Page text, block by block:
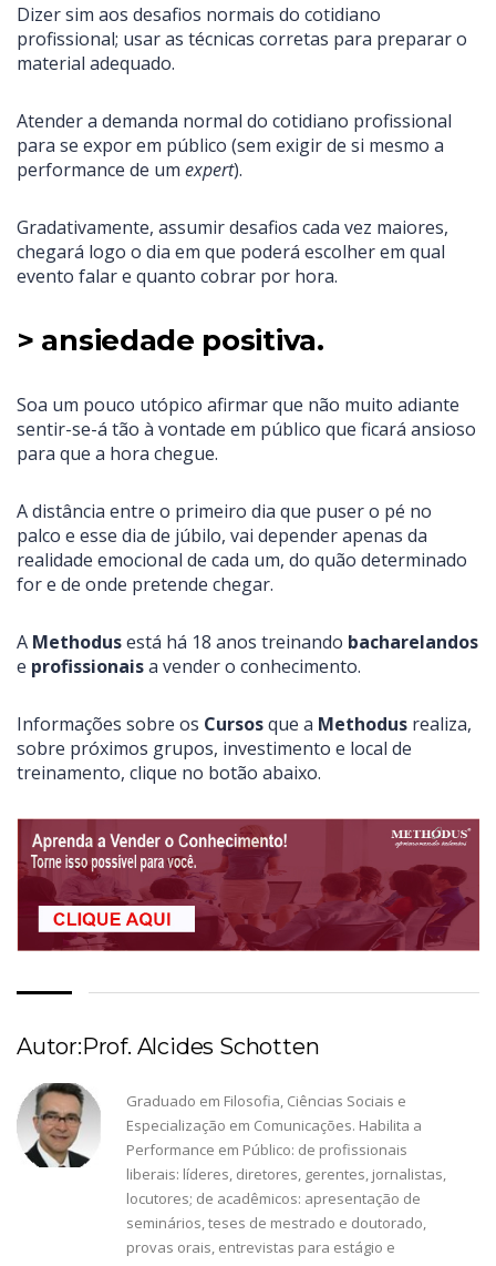
Dizer sim aos desafios normais do cotidiano
profissional; usar as técnicas corretas para preparar o
material adequado.
Atender a demanda normal do cotidiano profissional
para se expor em público (sem exigir de si mesmo a
performance de um expert).
Gradativamente, assumir desafios cada vez maiores,
chegará logo o dia em que poderá escolher em qual
evento falar e quanto cobrar por hora.
> ansiedade positiva.
Soa um pouco utópico afirmar que não muito adiante
sentir-se-á tão à vontade em público que ficará ansioso
para que a hora chegue.
A distância entre o primeiro dia que puser o pé no
palco e esse dia de júbilo, vai depender apenas da
realidade emocional de cada um, do quão determinado
for e de onde pretende chegar.
A Methodusestá há 18 anos treinando bacharelandos
e profissionaisa vender o conhecimento.
Informações sobre os Cursosque a Methodus realiza,
sobre próximos grupos, investimento e local de
treinamento, clique no botão abaixo.
Autor:Prof. Alcides Schotten
Graduado em Filosofia, Ciências Sociais e
Especialização em Comunicações. Habilita a
Performance em Público: de profissionais
liberais: líderes, diretores, gerentes, jornalistas,
locutores; de acadêmicos: apresentação de
seminários, teses de mestrado e doutorado,
provas orais, entrevistas para estágio e